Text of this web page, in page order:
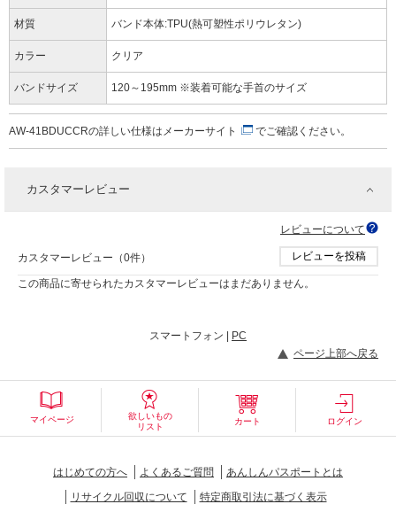
材質 バンド本体:TPU(熱可塑性ポリウレタン)
カラー クリア
バンドサイズ 120～195mm ※装着可能な手首のサイズ
AW-41BDUCCRの詳しい仕様は メーカーサイト でご確認ください。
カスタマーレビュー
レビューについて
カスタマーレビュー（0件） レビューを投稿
この商品に寄せられたカスタマーレビューはまだありません。
スマートフォン |
PC
ページ上部へ戻る
マイページ
欲しいもの
リスト
カート ログイン
はじめての方へ よくあるご質問
あんしんパスポートとは
リサイクル回収について
特定商取引法に基づく表示